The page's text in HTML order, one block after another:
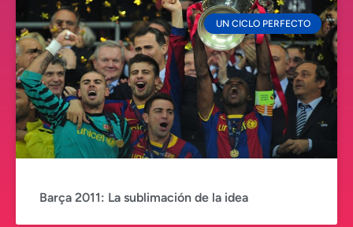
UN CICLO PERFECTO
Barça 2011: La sublimación de la idea